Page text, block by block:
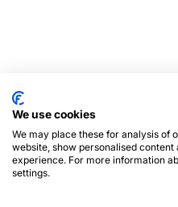
We use cookies
We may place these for analysis of
website, show personalised
experience. For more information
settings.